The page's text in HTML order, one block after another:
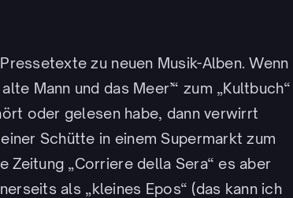
zu neuen Musik-Alben. Wenn
Mann und das Meer’“ zum „Kultbuch“
oder gelesen habe, dann verwirrt
Schütte in einem Supermarkt zum
Zeitung „Corriere della Sera“ es aber
als „kleines Epos“ (das kann ich